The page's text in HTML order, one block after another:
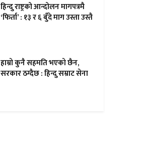
हिन्दु राष्ट्रको आन्दोलन मागपत्रमै
‘फिर्ता’ : १३ र ६ बुँदे माग उस्ता उस्तै
हाम्राे कुनै सहमति भएकाे छैन,
सरकार ठग्दैछ : हिन्दु सम्राट सेना